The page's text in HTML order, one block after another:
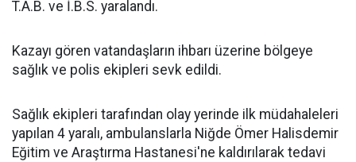
T.A.B. ve İ.B.S. yaralandı.
Kazayı gören vatandaşların ihbarı üzerine bölgeye
sağlık ve polis ekipleri sevk edildi.
Sağlık ekipleri tarafından olay yerinde ilk müdahaleleri
yapılan 4 yaralı, ambulanslarla Niğde Ömer Halisdemir
Eğitim ve Araştırma Hastanesi'ne kaldırılarak tedavi